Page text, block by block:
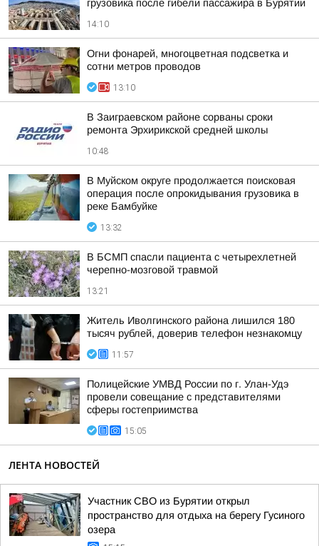
грузовика после гибели пассажира в Бурятии
14:10
Огни фонарей, многоцветная подсветка и
сотни метров проводов
13:10
В Заиграевском районе сорваны сроки
ремонта Эрхирикской средней школы
10:48
В Муйском округе продолжается поисковая
операция после опрокидывания грузовика в
реке Бамбуйке
13:32
В БСМП спасли пациента с четырехлетней
черепно-мозговой травмой
13:21
Житель Иволгинского района лишился 180
тысяч рублей, доверив телефон незнакомцу
11:57
Полицейские УМВД России по г. Улан-Удэ
провели совещание с представителями
сферы гостеприимства
15:05
ЛЕНТА НОВОСТЕЙ
Участник СВО из Бурятии открыл
пространство для отдыха на берегу Гусиного
озера